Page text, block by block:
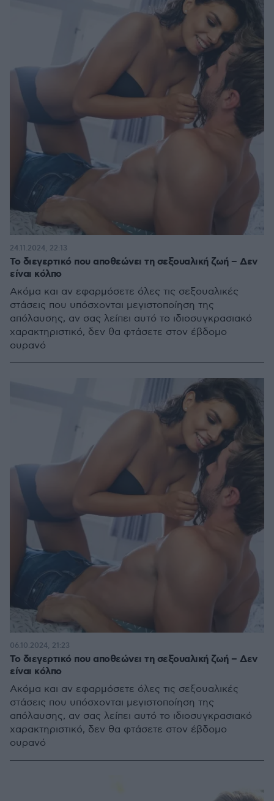
Το διεγερτικό που αποθεώνει τη σεξουαλική ζωή – Δεν
είναι κόλπο
Ακόμα και αν εφαρμόσετε όλες τις σεξουαλικές
στάσεις που υπόσχονται μεγιστοποίηση της
απόλαυσης, αν σας λείπει αυτό το ιδιοσυγκρασιακό
χαρακτηριστικό, δεν θα φτάσετε στον έβδομο
ουρανό
24.11.2024, 22:13
Το διεγερτικό που αποθεώνει τη σεξουαλική ζωή – Δεν
είναι κόλπο
Ακόμα και αν εφαρμόσετε όλες τις σεξουαλικές
στάσεις που υπόσχονται μεγιστοποίηση της
απόλαυσης, αν σας λείπει αυτό το ιδιοσυγκρασιακό
χαρακτηριστικό, δεν θα φτάσετε στον έβδομο
ουρανό
06.10.2024, 21:23